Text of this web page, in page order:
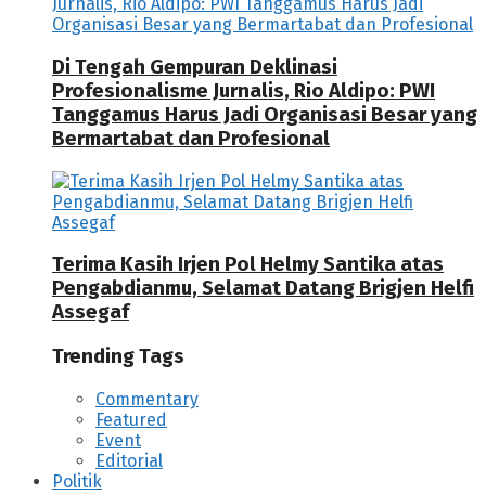
Di Tengah Gempuran Deklinasi
Profesionalisme Jurnalis, Rio Aldipo: PWI
Tanggamus Harus Jadi Organisasi Besar yang
Bermartabat dan Profesional
Terima Kasih Irjen Pol Helmy Santika atas
Pengabdianmu, Selamat Datang Brigjen Helfi
Assegaf
Trending Tags
Commentary
Featured
Event
Editorial
Politik